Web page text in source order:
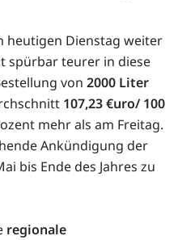
heutigen Dienstag weiter
spürbar teurer in diese
von 2000 Liter
107,23 €uro/ 100
mehr als am Freitag.
Ankündigung der
bis Ende des Jahres zu
regionale